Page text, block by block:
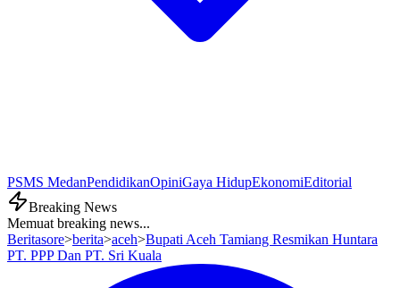
PSMS MedanPendidikanOpiniGaya HidupEkonomiEditorial
Breaking News
Memuat breaking news...
Beritasore>berita>aceh>Bupati Aceh Tamiang Resmikan Huntara
PT. PPP Dan PT. Sri Kuala